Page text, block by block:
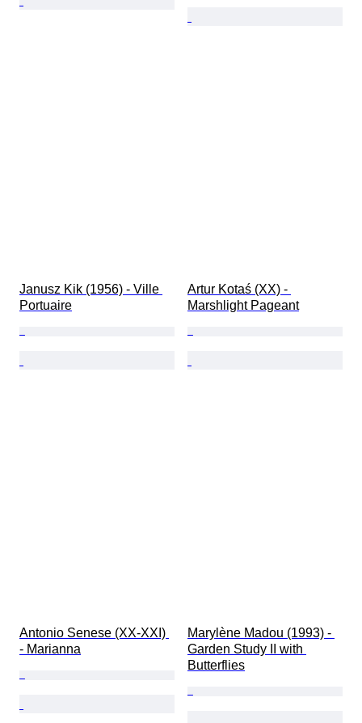
Janusz Kik (1956) - Ville
Portuaire
Artur Kotaś (XX) -
Marshlight Pageant
Antonio Senese (XX-XXI)
- Marianna
Marylène Madou (1993) -
Garden Study II with
Butterflies